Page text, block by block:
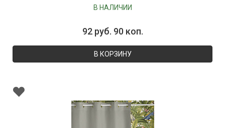
В НАЛИЧИИ
92 руб. 90 коп.
В КОРЗИНУ